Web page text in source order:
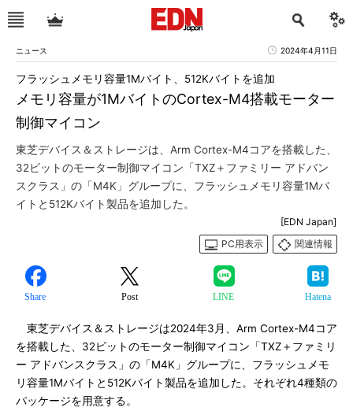
ニュース 2024年4月11日
メモリ容量が1MバイトのCortex-M4搭載モーター
制御マイコン
フラッシュメモリ容量1Mバイト、512Kバイトを追加
東芝デバイス＆ストレージは、Arm Cortex-M4コアを搭載した、
32ビットのモーター制御マイコン「TXZ＋ファミリー アドバン
スクラス」の「M4K」グループに、フラッシュメモリ容量1Mバ
イトと512Kバイト製品を追加した。
[EDN Japan]
PC用表示
関連情報
Share Post LINE Hatena
東芝デバイス＆ストレージは2024年3月、Arm Cortex-M4コア
を搭載した、32ビットのモーター制御マイコン「TXZ＋ファミリ
ー アドバンスクラス」の「M4K」グループに、フラッシュメモ
リ容量1Mバイトと512Kバイト製品を追加した。それぞれ4種類の
パッケージを用意する。